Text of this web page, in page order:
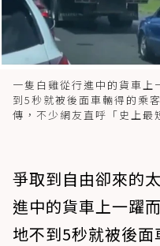
一隻白雞從行進中的貨車上
到5秒就被後面車輛得的乘
傳，不少網友直呼「史上
爭取到自由卻來的
進中的貨車上一躍
地不到5秒就被後面